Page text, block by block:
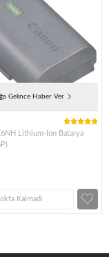
Gelince Haber Ver
Lithium-Ion Batarya
Kalmadı